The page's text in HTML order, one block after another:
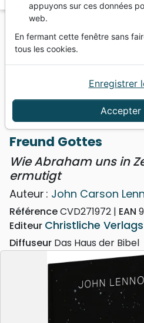
Vous ne pouvez pas créer
depuis votre pays (United
Erudition
Freund Gottes - Wie
Freund Gottes
Wie Abraham uns in
ermutigt
Auteur : John Carson
RéférenceCVD271972 EAN
Editeur Christliche
Diffuseur Das Haus der Bibel
appuyons sur ces données
web.
En fermant cette fenêtre sans
tous les cookies.
Accepter
Enregistrer